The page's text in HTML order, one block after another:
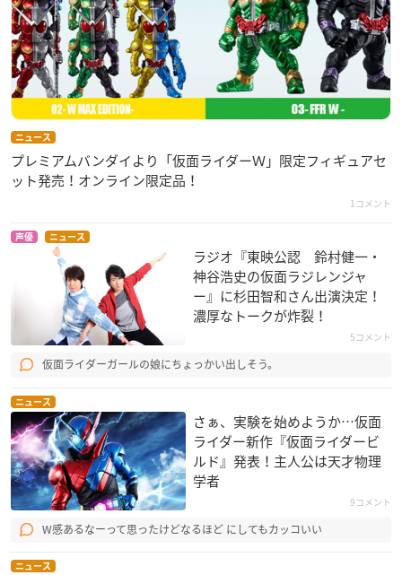
ニュース
プレミアムバンダイより「仮面ライダーＷ」限定フィギュアセ
ット発売！オンライン限定品！
1コメント
声優 ニュース
ラジオ『東映公認​ 鈴村健一・
神谷浩史の仮面ラジレンジャ
ー』に杉田智和さん出演決定！
濃厚なトークが炸裂！
5コメント
仮面ライダーガールの娘にちょっかい出しそう。
ニュース
さぁ、実験を始めようか…仮面
ライダー新作『仮面ライダービ
ルド』発表！主人公は天才物理
学者
9コメント
W感あるなーって思ったけどなるほど にしてもカッコいい
ニュース